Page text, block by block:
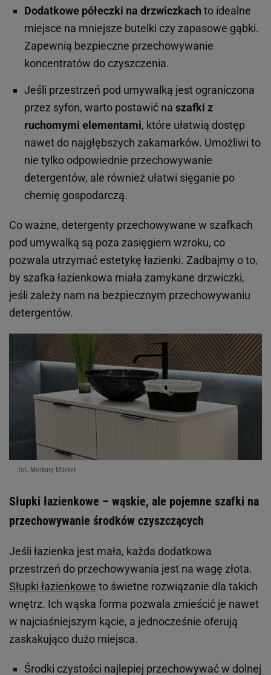
Dodatkowe półeczki na drzwiczkach to idealne
miejsce na mniejsze butelki czy zapasowe gąbki.
Zapewnią bezpieczne przechowywanie
koncentratów do czyszczenia.
Jeśli przestrzeń pod umywalką jest ograniczona
przez syfon, warto postawić na szafki z
ruchomymi elementami, które ułatwią dostęp
nawet do najgłębszych zakamarków. Umożliwi to
nie tylko odpowiednie przechowywanie
detergentów, ale również ułatwi sięganie po
chemię gospodarczą.
Co ważne, detergenty przechowywane w szafkach
pod umywalką są poza zasięgiem wzroku, co
pozwala utrzymać estetykę łazienki. Zadbajmy o to,
by szafka łazienkowa miała zamykane drzwiczki,
jeśli zależy nam na bezpiecznym przechowywaniu
detergentów.
fot. Merkury Market
Słupki łazienkowe – wąskie, ale pojemne szafki na
przechowywanie środków czyszczących
Jeśli łazienka jest mała, każda dodatkowa
przestrzeń do przechowywania jest na wagę złota.
Słupki łazienkowe to świetne rozwiązanie dla takich
wnętrz. Ich wąska forma pozwala zmieścić je nawet
w najciaśniejszym kącie, a jednocześnie oferują
zaskakująco dużo miejsca.
Środki czystości najlepiej przechowywać w dolnej